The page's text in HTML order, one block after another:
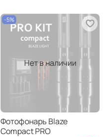
Нет в наличии
-5%
Фотофонарь Blaze
Compact PRO